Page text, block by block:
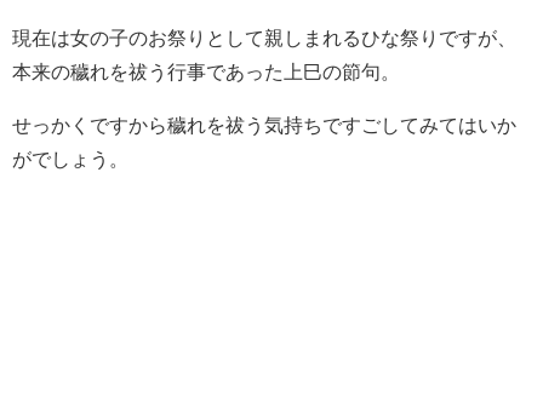
現在は女の子のお祭りとして親しまれるひな祭りですが、
本来の穢れを祓う行事であった上巳の節句。
せっかくですから穢れを祓う気持ちですごしてみてはいか
がでしょう。